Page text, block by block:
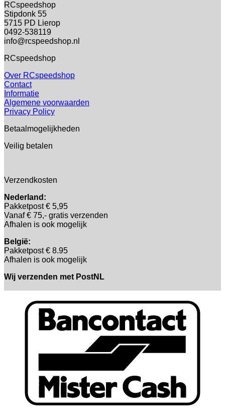
RCspeedshop
Stipdonk 55
5715 PD Lierop
0492-538119
info@rcspeedshop.nl
RCspeedshop
Over RCspeedshop
Contact
Informatie
Algemene voorwaarden
Privacy Policy
Betaalmogelijkheden
Veilig betalen
Verzendkosten
Nederland:
Pakketpost € 5,95
Vanaf € 75,- gratis verzenden
Afhalen is ook mogelijk
België:
Pakketpost € 8.95
Afhalen is ook mogelijk
Wij verzenden met PostNL